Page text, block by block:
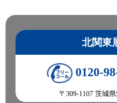
北関東
0120-
〒309-1107 茨城